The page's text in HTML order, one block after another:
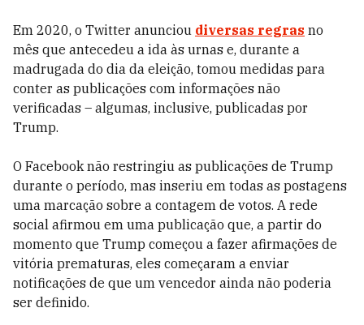
Em 2020, o Twitter anunciou diversas regras no
mês que antecedeu a ida às urnas e, durante a
madrugada do dia da eleição, tomou medidas para
conter as publicações com informações não
verificadas – algumas, inclusive, publicadas por
Trump.
O Facebook não restringiu as publicações de Trump
durante o período, mas inseriu em todas as postagens
uma marcação sobre a contagem de votos. A rede
social afirmou em uma publicação que, a partir do
momento que Trump começou a fazer afirmações de
vitória prematuras, eles começaram a enviar
notificações de que um vencedor ainda não poderia
ser definido.